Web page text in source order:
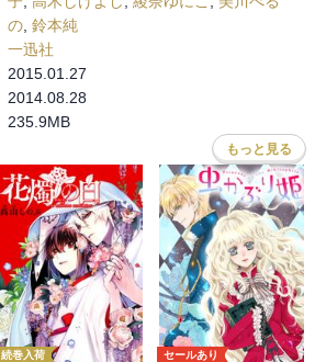
の, 鈴本純
一迅社
2015.01.27
2014.08.28
235.9MB
もっと見る
続巻入荷 セールあり